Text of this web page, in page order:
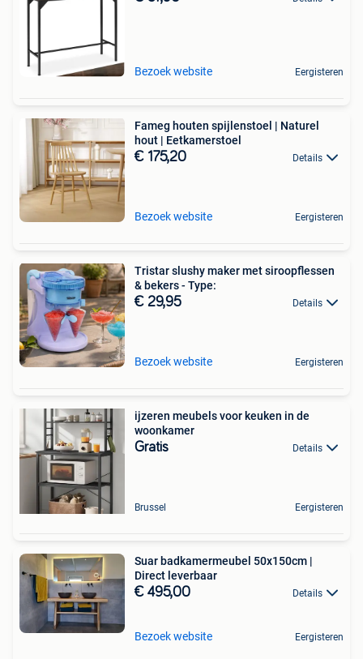
Bezoek website Eergisteren
Fameg houten spijlenstoel | Naturel
hout | Eetkamerstoel
€ 175,20 Details
Bezoek website Eergisteren
Tristar slushy maker met siroopflessen
& bekers - Type:
€ 29,95 Details
Bezoek website Eergisteren
ijzeren meubels voor keuken in de
woonkamer
Gratis Details
Brussel Eergisteren
Suar badkamermeubel 50x150cm |
Direct leverbaar
€ 495,00 Details
Bezoek website Eergisteren